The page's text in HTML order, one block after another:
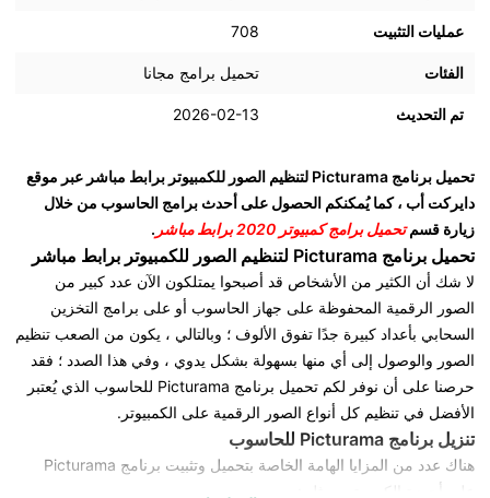
عمليات التثبيت 708
الفئات تحميل برامج مجانا
تم التحديث 2026-02-13
تحميل برنامج Picturama لتنظيم الصور للكمبيوتر برابط مباشر عبر موقع
دايركت أب ، كما يُمكنكم الحصول على أحدث برامج الحاسوب من خلال
زيارة قسمتحميل برامج كمبيوتر 2020 برابط مباشر .
تحميل برنامج Picturama لتنظيم الصور للكمبيوتر برابط مباشر
لا شك أن الكثير من الأشخاص قد أصبحوا يمتلكون الآن عدد كبير من
الصور الرقمية المحفوظة على جهاز الحاسوب أو على برامج التخزين
السحابي بأعداد كبيرة جدًا تفوق الألوف ؛ وبالتالي ، يكون من الصعب تنظيم
الصور والوصول إلى أي منها بسهولة بشكل يدوي ، وفي هذا الصدد ؛ فقد
حرصنا على أن نوفر لكم تحميل برنامج Picturama للحاسوب الذي يُعتبر
الأفضل في تنظيم كل أنواع الصور الرقمية على الكمبيوتر.
تنزيل برنامج Picturama للحاسوب
هناك عدد من المزايا الهامة الخاصة بتحميل وتثبيت برنامج Picturama